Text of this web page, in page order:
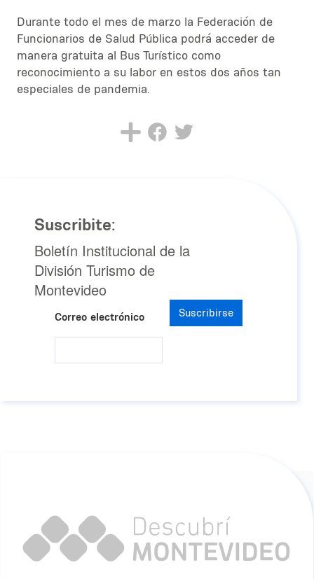
Durante todo el mes de marzo la Federación de
Funcionarios de Salud Pública podrá acceder de
manera gratuita al Bus Turístico como
reconocimiento a su labor en estos dos años tan
especiales de pandemia.
Suscribite:
Boletín Institucional de la
División Turismo de
Montevideo
Correo electrónico Suscribirse